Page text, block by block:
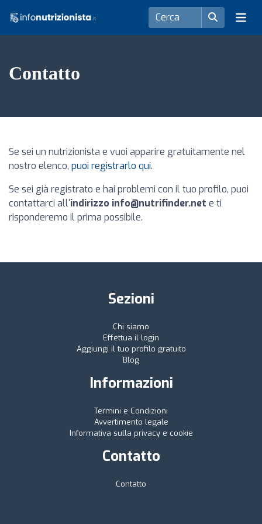
Contatto
Se sei un nutrizionista e vuoi apparire gratuitamente nel
nostro elenco, puoi registrarlo qui.
Se sei già registrato e hai problemi con il tuo profilo, puoi
contattarci all'indirizzo info@nutrifinder.net e ti
risponderemo il prima possibile.
Sezioni
Chi siamo
Effettua il login
Aggiungi il tuo profilo gratuito
Blog
Informazioni
Termini e Condizioni
Avvertimento legale
Informativa sulla privacy e cookie
Contatto
Contatto